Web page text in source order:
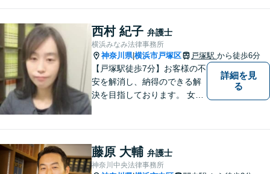
り添った弁護活動を目指しま
す。 お困りの方はぜひご相談
ください。
西村 紀子 弁護士
横浜みなみ法律事務所
神奈川県|横浜市戸塚区 戸塚駅 から徒歩6分
【戸塚駅徒歩7分】お客様の不
安を解消し、納得のできる解
決を目指しております。 女性
は、離婚/相続/不動産・建築/
交通事故/消費者被害等です。
詳細を見
る
藤原 大輔 弁護士
神奈川中央法律事務所